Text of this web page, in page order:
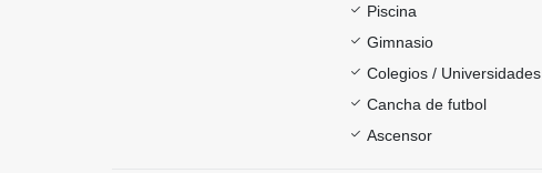
Piscina
Gimnasio
Colegios / Universidades
Cancha de futbol
Ascensor